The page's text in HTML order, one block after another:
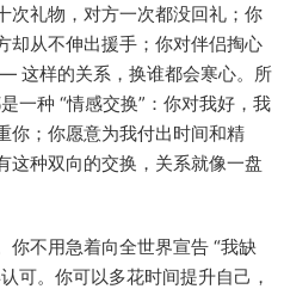
次礼物，对方一次都没回礼；你
却从不伸出援手；你对伴侣掏心
这样的关系，换谁都会寒心。所
一种 “情感交换”：你对我好，我
你；你愿意为我付出时间和精
这种双向的交换，关系就像一盘
你不用急着向全世界宣告 “我缺
可。你可以多花时间提升自己，